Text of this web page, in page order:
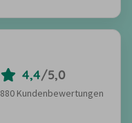
4,4/5,0
880 Kundenbewertungen